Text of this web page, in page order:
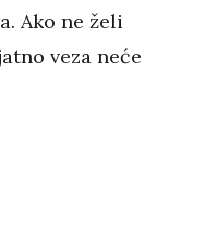
Ako ne želi
veza neće